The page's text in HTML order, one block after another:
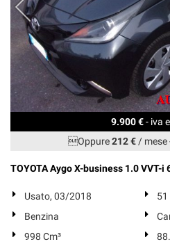
9.900 €- iva
Oppure212 €/ mese
TOYOTA Aygo X-business 1.0 VVT-i
Usato, 03/2018
51
Benzina
998 Cm³